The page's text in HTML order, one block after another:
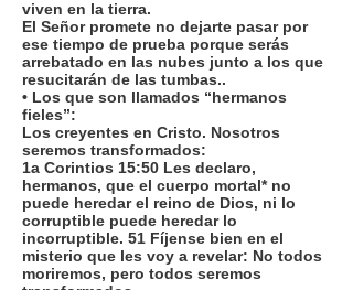
viven en la tierra.
El Señor promete no dejarte pasar por
ese tiempo de prueba porque serás
arrebatado en las nubes junto a los que
resucitarán de las tumbas..
• Los que son llamados “hermanos
fieles”:
Los creyentes en Cristo. Nosotros
seremos transformados:
1a Corintios 15:50 Les declaro,
hermanos, que el cuerpo mortal* no
puede heredar el reino de Dios, ni lo
corruptible puede heredar lo
incorruptible. 51 Fíjense bien en el
misterio que les voy a revelar: No todos
moriremos, pero todos seremos
transformados,